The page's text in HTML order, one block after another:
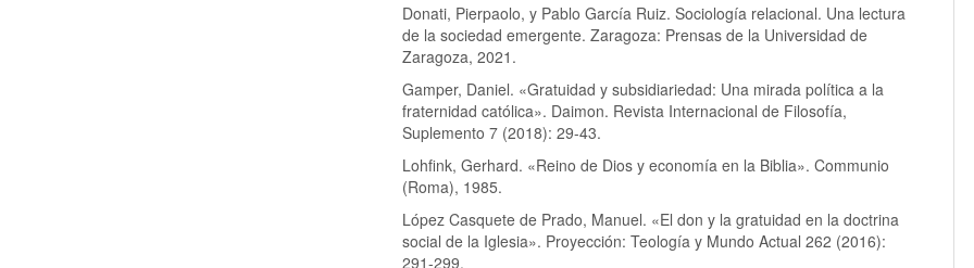
Donati, Pierpaolo, y Pablo García Ruiz. Sociología relacional. Una lectura
de la sociedad emergente. Zaragoza: Prensas de la Universidad de
Zaragoza, 2021.
Gamper, Daniel. «Gratuidad y subsidiariedad: Una mirada política a la
fraternidad católica». Daimon. Revista Internacional de Filosofía,
Suplemento 7 (2018): 29-43.
Lohfink, Gerhard. «Reino de Dios y economía en la Biblia». Communio
(Roma), 1985.
López Casquete de Prado, Manuel. «El don y la gratuidad en la doctrina
social de la Iglesia». Proyección: Teología y Mundo Actual 262 (2016):
291-299.